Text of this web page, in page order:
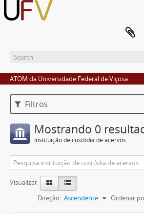
ATOM da Universidade Federal de Viçosa
Filtros
Mostrando 0
Instituição de custódia de acervos
Visualizar:
Ordenar
Direção: Ascendente